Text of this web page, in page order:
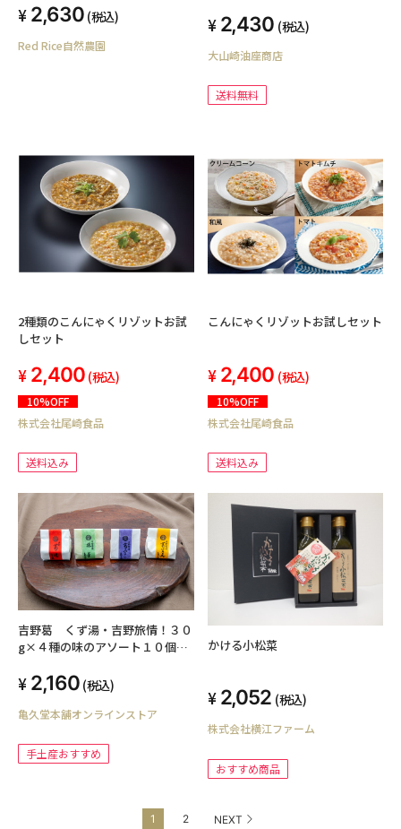
2,630 (税込)
Red Rice自然農園
2,430 (税込)
大山崎油座商店
送料無料
2種類のこんにゃくリゾットお試
しセット
2,400 (税込)
10%OFF
株式会社尾崎食品
送料込み
こんにゃくリゾットお試しセット
2,400 (税込)
10%OFF
株式会社尾崎食品
送料込み
吉野葛 くず湯・吉野旅情！３０
g×４種の味のアソート１０個入
2,160 (税込)
亀久堂本舗オンラインストア
手土産おすすめ
かける小松菜
2,052 (税込)
株式会社横江ファーム
おすすめ商品
1 2 NEXT